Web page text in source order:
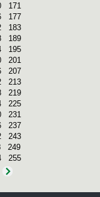
171
177
183
189
195
201
207
213
219
225
231
237
243
249
255